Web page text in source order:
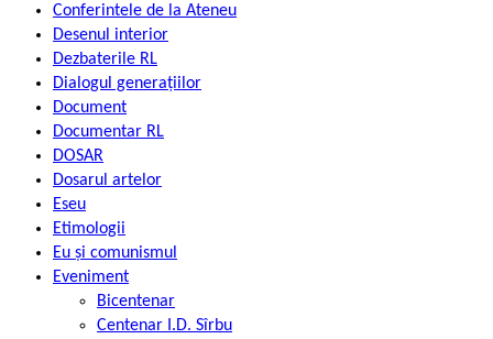
Conferintele de la Ateneu
Desenul interior
Dezbaterile RL
Dialogul generațiilor
Document
Documentar RL
DOSAR
Dosarul artelor
Eseu
Etimologii
Eu și comunismul
Eveniment
Bicentenar
Centenar I.D. Sîrbu